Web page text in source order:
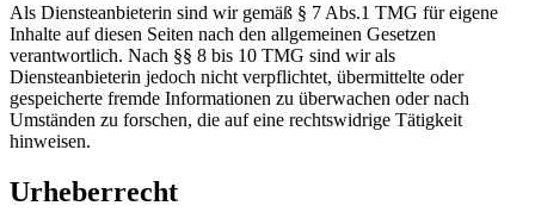
Als Diensteanbieterin sind wir gemäß § 7 Abs.1 TMG für eigene
Inhalte auf diesen Seiten nach den allgemeinen Gesetzen
verantwortlich. Nach §§ 8 bis 10 TMG sind wir als
Diensteanbieterin jedoch nicht verpflichtet, übermittelte oder
gespeicherte fremde Informationen zu überwachen oder nach
Umständen zu forschen, die auf eine rechtswidrige Tätigkeit
hinweisen.
Urheberrecht